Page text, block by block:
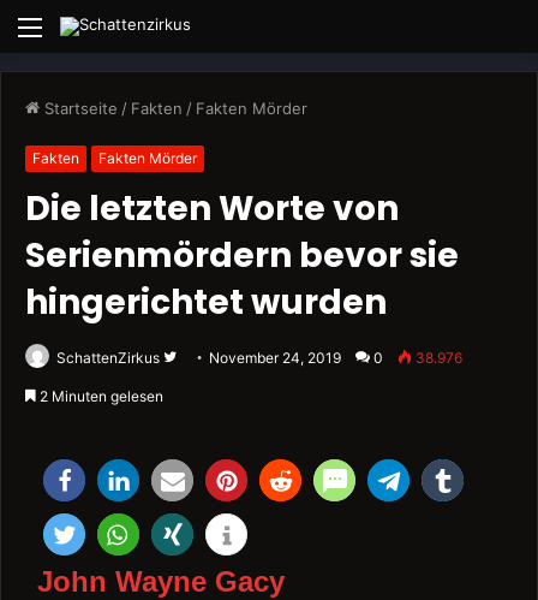
Menü
Startseite / Fakten / Fakten Mörder
Fakten Fakten Mörder
Die letzten Worte von
Serienmördern bevor sie
hingerichtet wurden
SchattenZirkus
FolgeNovember 24, 2019 0 38.976
2 Minuten gelesen
John Wayne Gacy